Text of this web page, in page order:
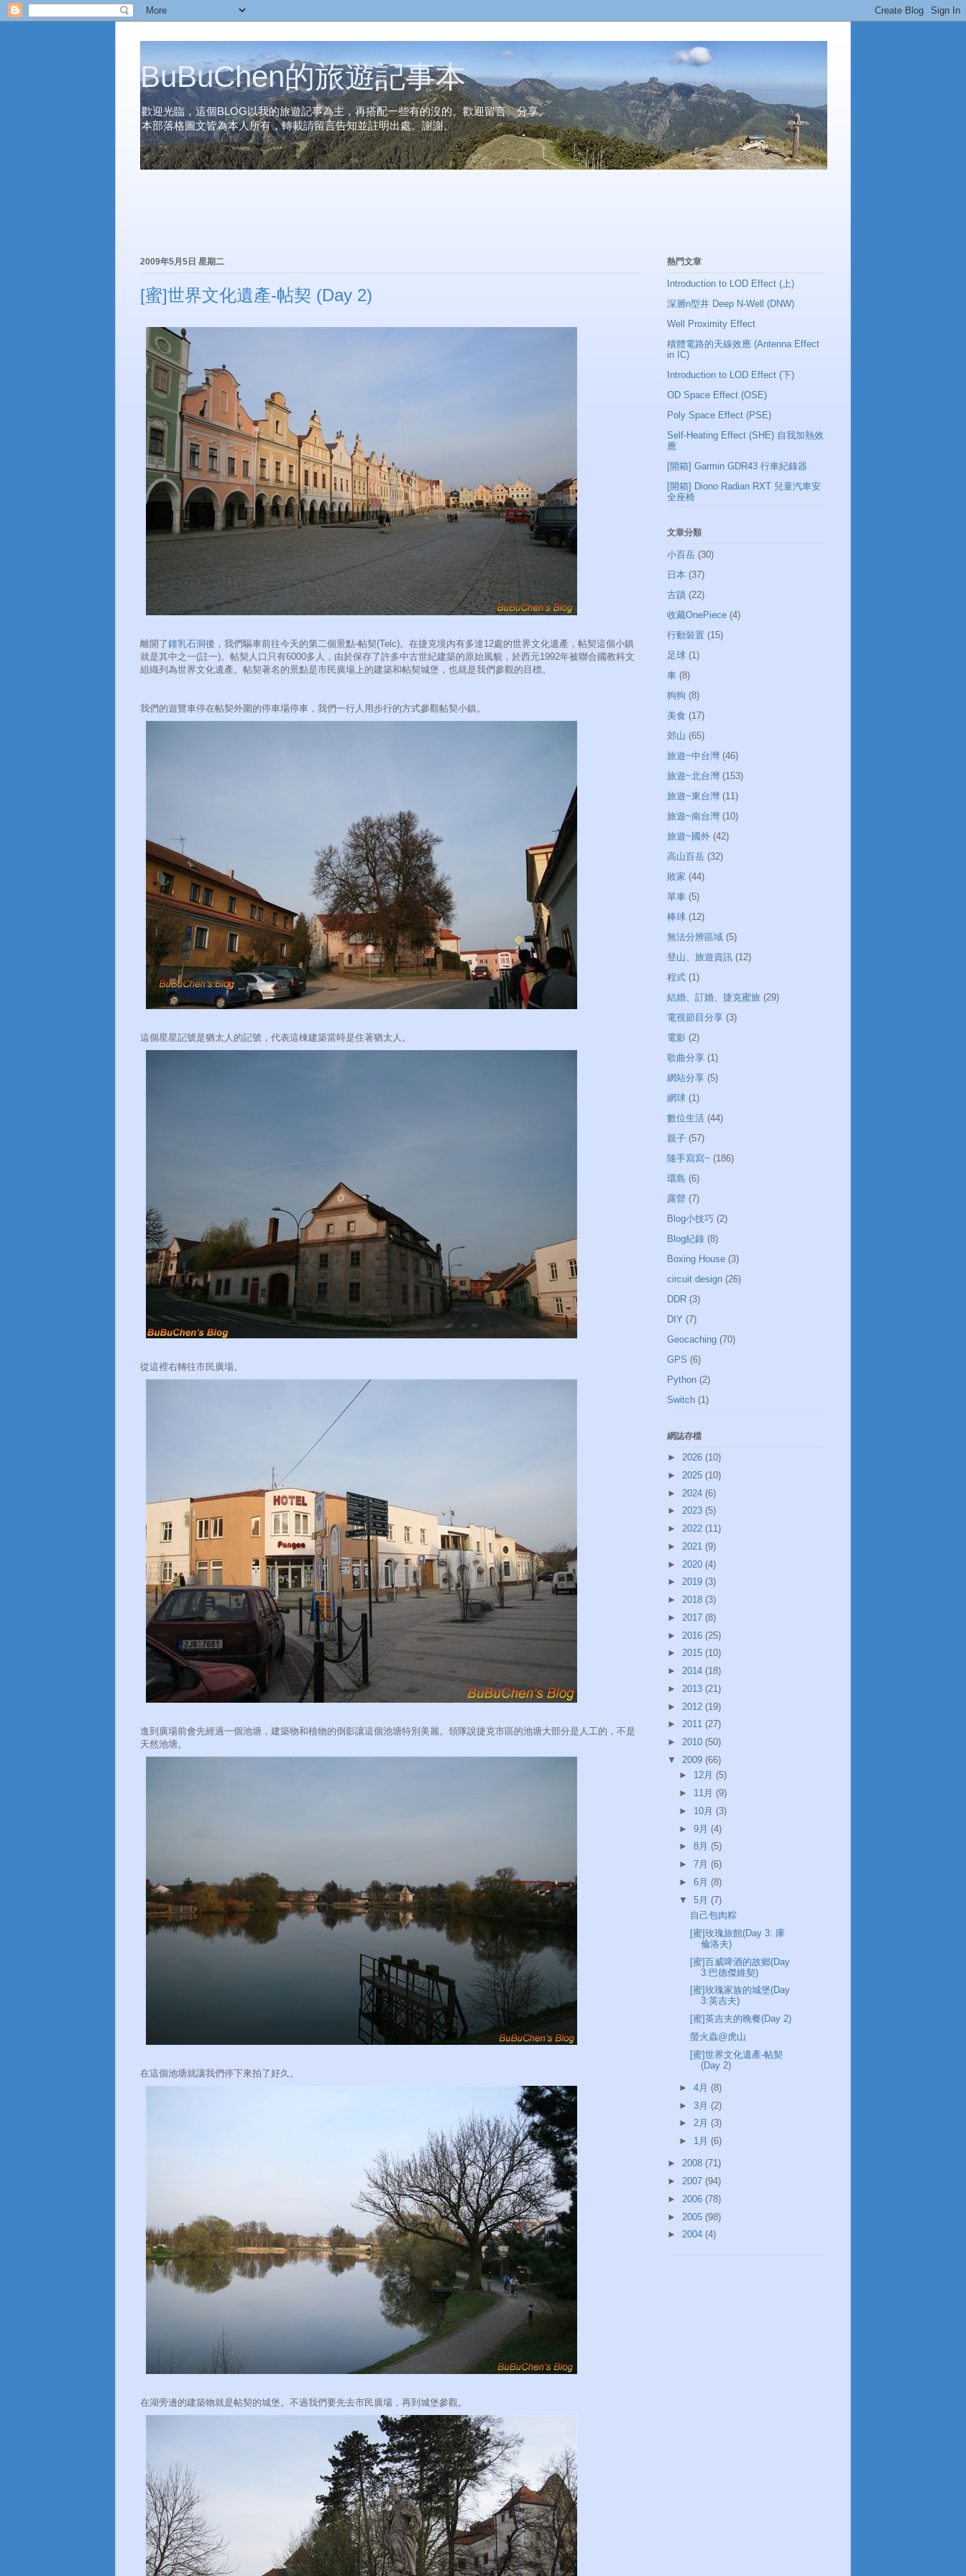
BuBuChen的旅遊記事本
歡迎光臨，這個BLOG以我的旅遊記事為主，再搭配一些有的沒的。歡迎留言、分享。
本部落格圖文皆為本人所有，轉載請留言告知並註明出處。謝謝。
2009年5月5日 星期二
[蜜]世界文化遺產-帖契 (Day 2)
離開了鐘乳石洞後，我們驅車前往今天的第二個景點-帖契(Telc)。在捷克境內有多達12處的世界文化遺產，帖契這個小鎮
就是其中之一(註一)。帖契人口只有6000多人，由於保存了許多中古世紀建築的原始風貌，於西元1992年被聯合國教科文
組織列為世界文化遺產。帖契著名的景點是市民廣場上的建築和帖契城堡，也就是我們參觀的目標。
我們的遊覽車停在帖契外圍的停車場停車，我們一行人用步行的方式參觀帖契小鎮。
這個星星記號是猶太人的記號，代表這棟建築當時是住著猶太人。
從這裡右轉往市民廣場。
進到廣場前會先經過一個池塘，建築物和植物的倒影讓這個池塘特別美麗。領隊說捷克市區的池塘大部分是人工的，不是
天然池塘。
在這個池塘就讓我們停下來拍了好久。
在湖旁邊的建築物就是帖契的城堡。不過我們要先去市民廣場，再到城堡參觀。
熱門文章
Introduction to LOD Effect (上)
深層n型井 Deep N-Well (DNW)
Well Proximity Effect
積體電路的天線效應 (Antenna Effect
in IC)
Introduction to LOD Effect (下)
OD Space Effect (OSE)
Poly Space Effect (PSE)
Self-Heating Effect (SHE) 自我加熱效
應
[開箱] Garmin GDR43 行車紀錄器
[開箱] Diono Radian RXT 兒童汽車安
全座椅
文章分類
小百岳 (30)
日本 (37)
古蹟 (22)
收藏OnePiece (4)
行動裝置 (15)
足球 (1)
車 (8)
狗狗 (8)
美食 (17)
郊山 (65)
旅遊~中台灣 (46)
旅遊~北台灣 (153)
旅遊~東台灣 (11)
旅遊~南台灣 (10)
旅遊~國外 (42)
高山百岳 (32)
敗家 (44)
單車 (5)
棒球 (12)
無法分辨區域 (5)
登山、旅遊資訊 (12)
程式 (1)
結婚、訂婚、捷克蜜旅 (29)
電視節目分享 (3)
電影 (2)
歌曲分享 (1)
網站分享 (5)
網球 (1)
數位生活 (44)
親子 (57)
隨手寫寫~ (186)
環島 (6)
露營 (7)
Blog小技巧 (2)
Blog紀錄 (8)
Boxing House (3)
circuit design (26)
DDR (3)
DIY (7)
Geocaching (70)
GPS (6)
Python (2)
Switch (1)
網誌存檔
► 2026 (10)
► 2025 (10)
► 2024 (6)
► 2023 (5)
► 2022 (11)
► 2021 (9)
► 2020 (4)
► 2019 (3)
► 2018 (3)
► 2017 (8)
► 2016 (25)
► 2015 (10)
► 2014 (18)
► 2013 (21)
► 2012 (19)
► 2011 (27)
► 2010 (50)
▼ 2009 (66)
► 12月 (5)
► 11月 (9)
► 10月 (3)
► 9月 (4)
► 8月 (5)
► 7月 (6)
► 6月 (8)
▼ 5月 (7)
自己包肉粽
[蜜]玫瑰旅館(Day 3: 庫
倫洛夫)
[蜜]百威啤酒的故鄉(Day
3:巴德傑維契)
[蜜]玫瑰家族的城堡(Day
3:英吉夫)
[蜜]英吉夫的晚餐(Day 2)
螢火蟲@虎山
[蜜]世界文化遺產-帖契
(Day 2)
► 4月 (8)
► 3月 (2)
► 2月 (3)
► 1月 (6)
► 2008 (71)
► 2007 (94)
► 2006 (78)
► 2005 (98)
► 2004 (4)